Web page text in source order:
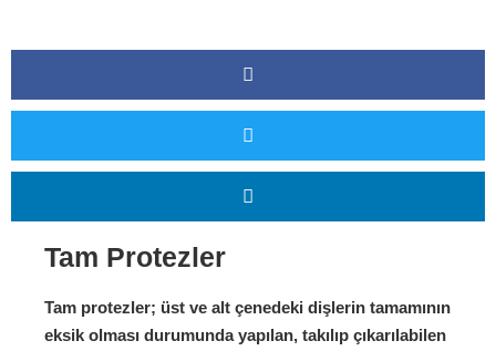
Tam Protezler
Tam protezler; üst ve alt çenedeki dişlerin tamamının
eksik olması durumunda yapılan, takılıp çıkarılabilen